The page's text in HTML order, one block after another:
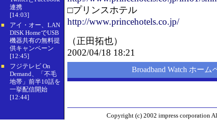
連携
[14:03]
■
アイ・オー、LAN
DISK HomeでUSB
機器共有の無料提
供キャンペーン
[12:45]
■
フジテレビ On
Demand、「不毛
地帯」前半10話を
一挙配信開始
[12:44]
□プリンスホテル
http://www.princehotels.co.jp/
（正田拓也）
2002/04/18 18:21
Broadband Watch ホーム
Copyright (c) 2002 impress corporation